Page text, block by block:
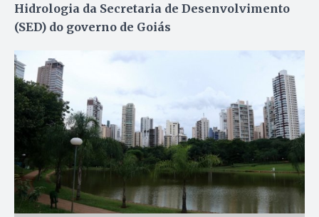
Hidrologia da Secretaria de Desenvolvimento
(SED) do governo de Goiás